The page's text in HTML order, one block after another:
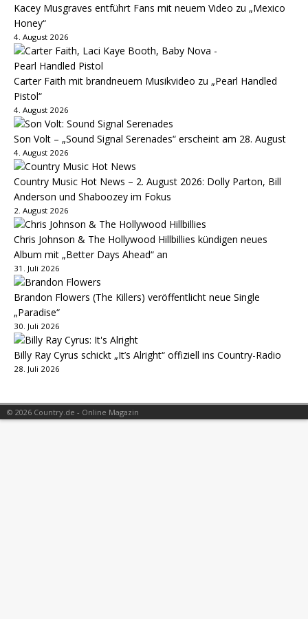
Kacey Musgraves entführt Fans mit neuem Video zu „Mexico
Honey“
4. August 2026
Carter Faith mit brandneuem Musikvideo zu „Pearl Handled
Pistol“
4. August 2026
Son Volt – „Sound Signal Serenades“ erscheint am 28. August
4. August 2026
Country Music Hot News – 2. August 2026: Dolly Parton, Bill
Anderson und Shaboozey im Fokus
2. August 2026
Chris Johnson & The Hollywood Hillbillies kündigen neues
Album mit „Better Days Ahead“ an
31. Juli 2026
Brandon Flowers (The Killers) veröffentlicht neue Single
„Paradise“
30. Juli 2026
Billy Ray Cyrus schickt „It’s Alright“ offiziell ins Country-Radio
28. Juli 2026
© 2026 Country.de - Online Magazin